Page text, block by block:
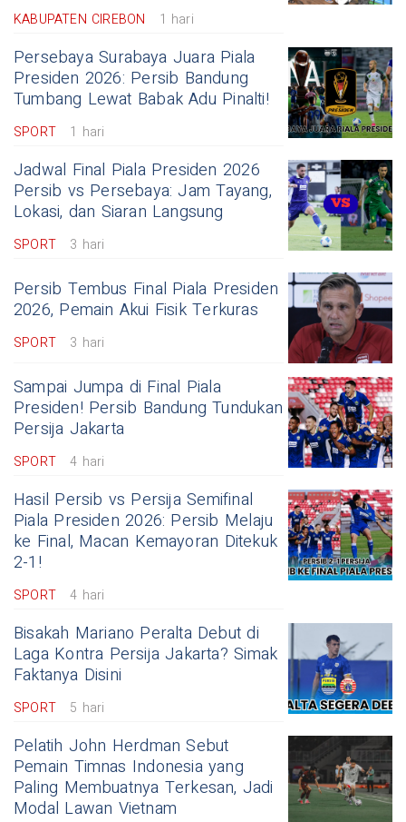
KABUPATEN CIREBON 1 hari
Persebaya Surabaya Juara Piala
Presiden 2026: Persib Bandung
Tumbang Lewat Babak Adu Pinalti!
SPORT 1 hari
Jadwal Final Piala Presiden 2026
Persib vs Persebaya: Jam Tayang,
Lokasi, dan Siaran Langsung
SPORT 3 hari
Persib Tembus Final Piala Presiden
2026, Pemain Akui Fisik Terkuras
SPORT 3 hari
Sampai Jumpa di Final Piala
Presiden! Persib Bandung Tundukan
Persija Jakarta
SPORT 4 hari
Hasil Persib vs Persija Semifinal
Piala Presiden 2026: Persib Melaju
ke Final, Macan Kemayoran Ditekuk
2-1!
SPORT 4 hari
Bisakah Mariano Peralta Debut di
Laga Kontra Persija Jakarta? Simak
Faktanya Disini
SPORT 5 hari
Pelatih John Herdman Sebut
Pemain Timnas Indonesia yang
Paling Membuatnya Terkesan, Jadi
Modal Lawan Vietnam